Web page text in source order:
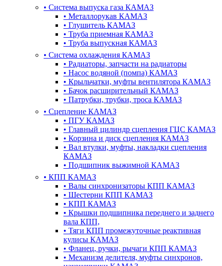
• Система выпуска газа КАМАЗ
• Металлорукав КАМАЗ
• Глушитель КАМАЗ
• Труба приемная КАМАЗ
• Труба выпускная КАМАЗ
• Система охлаждения КАМАЗ
• Радиаторы, запчасти на радиаторы
• Насос водяной (помпа) КАМАЗ
• Крыльчатки, муфты вентилятора КАМАЗ
• Бачок расширительный КАМАЗ
• Патрубки, трубки, троса КАМАЗ
• Сцепление КАМАЗ
• ПГУ КАМАЗ
• Главный цилиндр сцепления ГЦС КАМАЗ
• Корзина и диск сцепления КАМАЗ
• Вал втулки, муфты, накладки сцепления
КАМАЗ
• Подшипник выжимной КАМАЗ
• КПП КАМАЗ
• Валы синхронизаторы КПП КАМАЗ
• Шестерни КПП КАМАЗ
• КПП КАМАЗ
• Крышки подшипника переднего и заднего
вала КПП,
• Тяги КПП промежуточные реактивная
кулисы КАМАЗ
• Фланец, ручки, рычаги КПП КАМАЗ
• Механизм делителя, муфты синхронов,